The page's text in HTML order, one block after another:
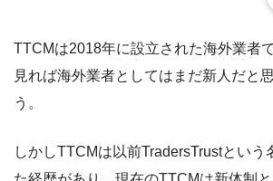
TTCMは2018年に設立された海外業者
見れば海外業者としてはまだ新人だと
う。
しかしTTCMは以前TradersTrustという